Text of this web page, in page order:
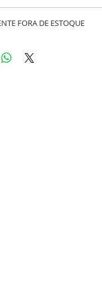
FORA DE ESTOQUE